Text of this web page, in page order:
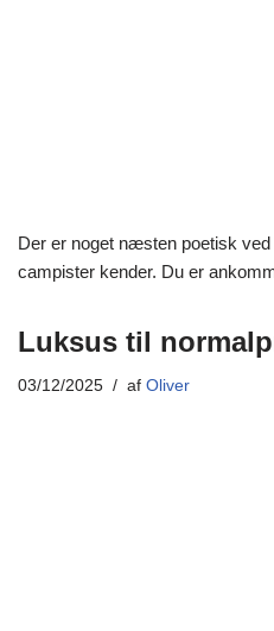
Der er noget næsten poetisk
campister kender. Du er
Luksus til
03/12/2025 af Oliver